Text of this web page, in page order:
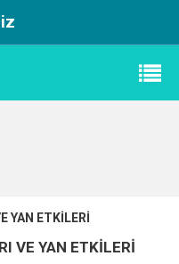
VE YAN ETKİLERİ